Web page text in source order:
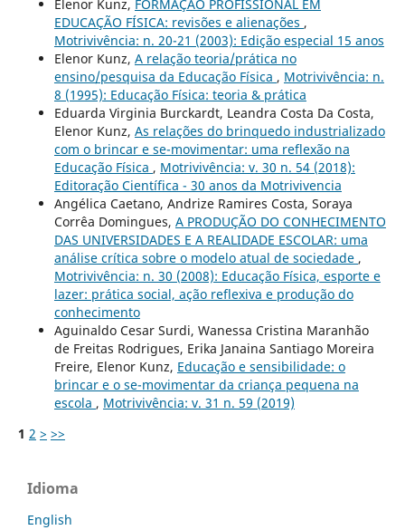
Elenor Kunz, FORMAÇÃO PROFISSIONAL EM
EDUCAÇÃO FÍSICA: revisões e alienações ,
Motrivivência: n. 20-21 (2003): Edição especial 15 anos
Elenor Kunz, A relação teoria/prática no
ensino/pesquisa da Educação Física , Motrivivência: n.
8 (1995): Educação Física: teoria & prática
Eduarda Virginia Burckardt, Leandra Costa Da Costa,
Elenor Kunz, As relações do brinquedo industrializado
com o brincar e se-movimentar: uma reflexão na
Educação Física , Motrivivência: v. 30 n. 54 (2018):
Editoração Científica - 30 anos da Motrivivencia
Angélica Caetano, Andrize Ramires Costa, Soraya
Corrêa Domingues, A PRODUÇÃO DO CONHECIMENTO
DAS UNIVERSIDADES E A REALIDADE ESCOLAR: uma
análise crítica sobre o modelo atual de sociedade ,
Motrivivência: n. 30 (2008): Educação Física, esporte e
lazer: prática social, ação reflexiva e produção do
conhecimento
Aguinaldo Cesar Surdi, Wanessa Cristina Maranhão
de Freitas Rodrigues, Erika Janaina Santiago Moreira
Freire, Elenor Kunz, Educação e sensibilidade: o
brincar e o se-movimentar da criança pequena na
escola , Motrivivência: v. 31 n. 59 (2019)
1 2 > >>
Idioma
English